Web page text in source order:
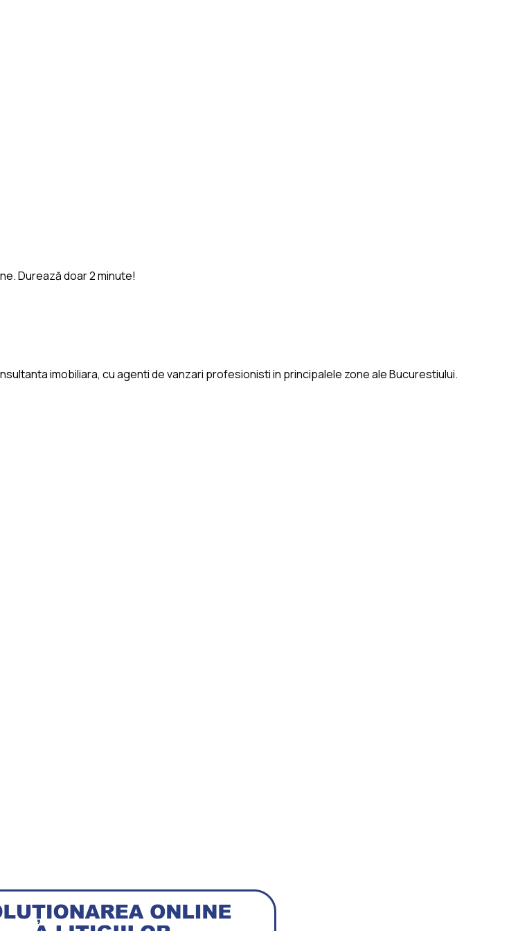
Durează doar 2 minute!
imobiliara, cu agenti de vanzari profesionisti in principalele zone ale Bucurestiului.